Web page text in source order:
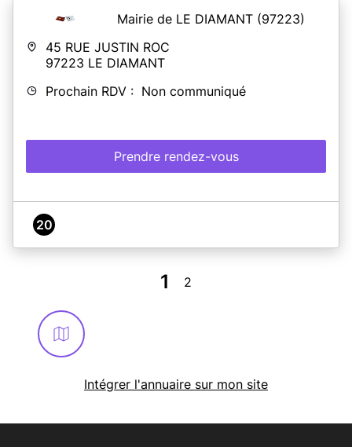
Mairie de LE DIAMANT (97223)
45 RUE JUSTIN ROC
97223 LE DIAMANT
Prochain RDV : Non communiqué
Prendre rendez-vous
20
1 2
Intégrer l'annuaire sur mon site